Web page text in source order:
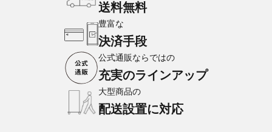
送料無料
豊富な
決済手段
公式通販ならではの
充実のラインアップ
大型商品の
配送設置に対応